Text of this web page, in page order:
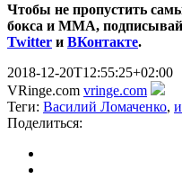
Чтобы не пропустить
бокса и ММА,
Twitter и ВКонтакте.
2018-12-20T12:55:25+02:00
VRinge.com vringe.com
Теги: Василий Ломаченко,
Поделиться: